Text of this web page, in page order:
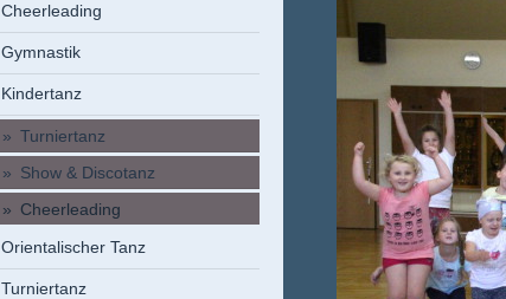
Cheerleading
Gymnastik
Kindertanz
Turniertanz
Show & Discotanz
Cheerleading
Orientalischer Tanz
Turniertanz